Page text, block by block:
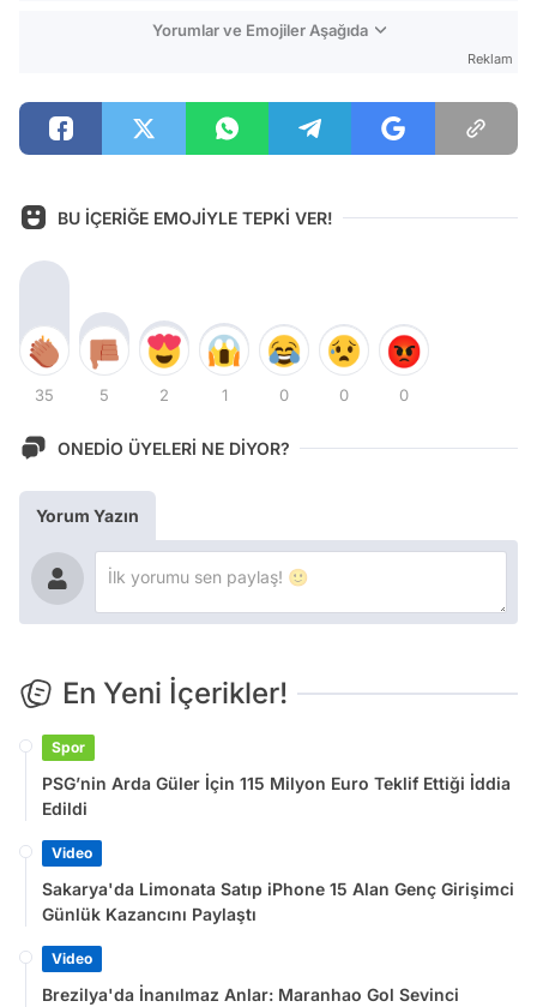
Yorumlar ve Emojiler Aşağıda
Reklam
BU İÇERİĞE EMOJİYLE TEPKİ VER!
35 5 2 1 0 0 0
ONEDİO ÜYELERİ NE DİYOR?
Yorum Yazın
En Yeni İçerikler!
Spor
PSG’nin Arda Güler İçin 115 Milyon Euro Teklif Ettiği İddia
Edildi
Video
Sakarya'da Limonata Satıp iPhone 15 Alan Genç Girişimci
Günlük Kazancını Paylaştı
Video
Brezilya'da İnanılmaz Anlar: Maranhao Gol Sevinci